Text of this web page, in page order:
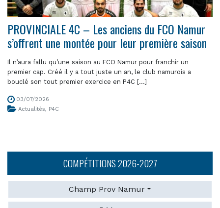
PROVINCIALE 4C – Les anciens du FCO Namur
s’offrent une montée pour leur première saison
Il n’aura fallu qu’une saison au FCO Namur pour franchir un
premier cap. Créé il y a tout juste un an, le club namurois a
bouclé son tout premier exercice en P4C [...]
03/07/2026
Actualités, P4C
COMPÉTITIONS 2026-2027
Champ Prov Namur